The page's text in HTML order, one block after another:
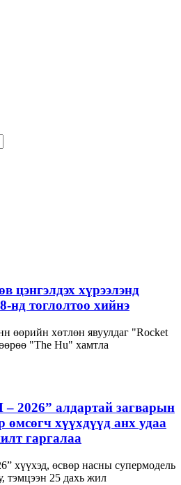
цэнгэлдэх хүрээлэнд
нд тоглолтоо хийнэ
өөрийн хөтлөн явуулдаг "Rocket
"The Hu" хамтла
2026” алдартай загварын
өмсөгч хүүхдүүд анх удаа
гаргалаа
хүүхэд, өсвөр насны супермодель
тэмцээн 25 дахь жил